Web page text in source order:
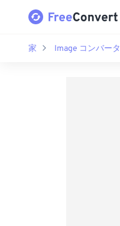
家 Image コンバータ